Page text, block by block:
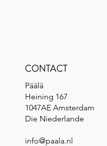
CONTACT
Päälä
Heining 167
1047AE Amsterdam
Die Niederlande
info@paala.nl